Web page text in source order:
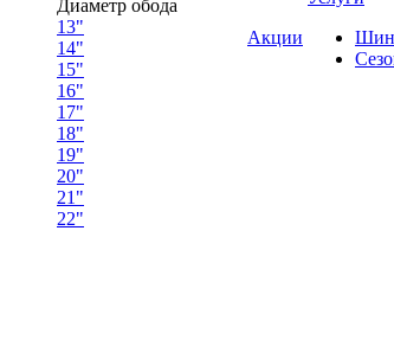
Диаметр обода
13"
14"
15"
16"
17"
18"
19"
20"
21"
22"
Акции